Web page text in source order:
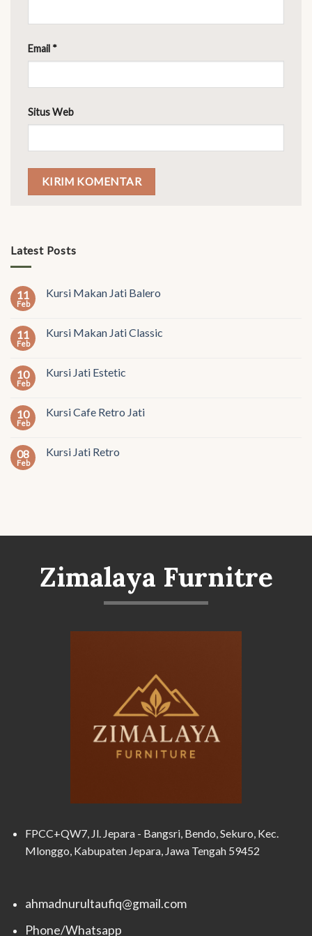
Email *
Situs Web
Latest Posts
11
Feb
Kursi Makan Jati Balero
11
Feb
Kursi Makan Jati Classic
10
Feb
Kursi Jati Estetic
10
Feb
Kursi Cafe Retro Jati
08
Feb
Kursi Jati Retro
Zimalaya Furnitre
FPCC+QW7, Jl. Jepara - Bangsri, Bendo, Sekuro, Kec.
Mlonggo, Kabupaten Jepara, Jawa Tengah 59452
ahmadnurultaufiq@gmail.com
Phone/Whatsapp